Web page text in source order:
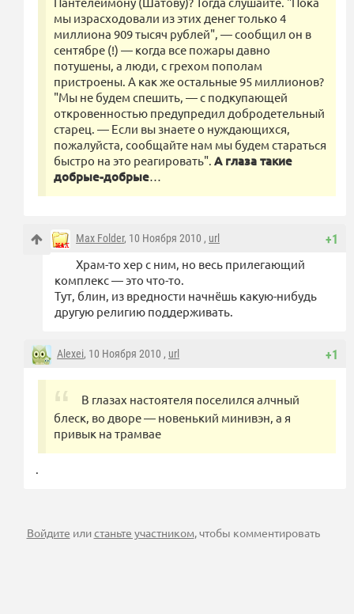
мы израсходовали из этих денег только 4
миллиона 909 тысяч рублей", — сообщил он в
сентябре (!) — когда все пожары давно
потушены, а люди, с грехом пополам
пристроены. А как же остальные 95 миллионов?
"Мы не будем спешить, — с подкупающей
откровенностью предупредил добродетельный
старец. — Если вы знаете о нуждающихся,
пожалуйста, сообщайте нам мы будем стараться
быстро на это реагировать". А глаза такие
добрые-добрые…
+1
Max Folder, 10 Ноября 2010 , url
Храм-то хер с ним, но весь прилегающий
комплекс — это что-то.
Тут, блин, из вредности начнёшь какую-нибудь
другую религию поддерживать.
+1
Alexei, 10 Ноября 2010 , url
В глазах настоятеля поселился алчный
блеск, во дворе — новенький минивэн, а я
привык на трамвае
.
Войдите илистаньте участником, чтобы комментировать